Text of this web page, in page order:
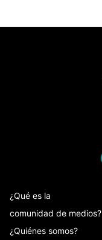
¿Qué es la
comunidad de medios?
¿Quiénes somos?